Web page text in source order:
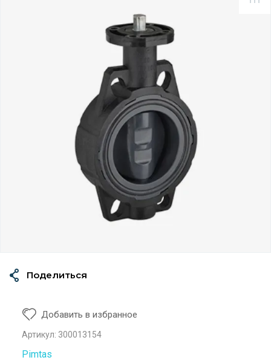
Добавить в избранное
Артикул: 300013154
Pimtas
Поделиться